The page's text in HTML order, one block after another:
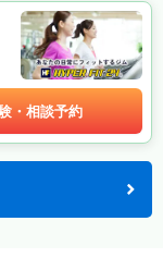
・相談予約